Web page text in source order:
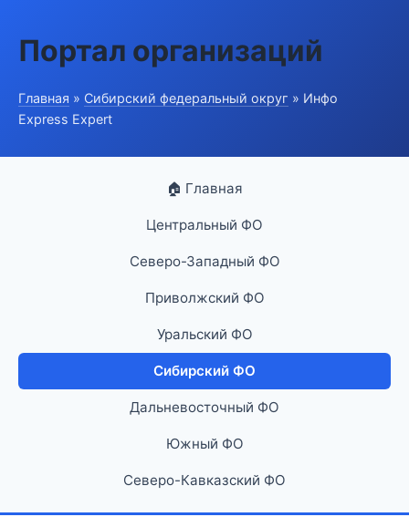
Портал организаций
Главная » Сибирский федеральный округ » Инфо
Express Expert
🏠 Главная
Центральный ФО
Северо-Западный ФО
Приволжский ФО
Уральский ФО
Сибирский ФО
Дальневосточный ФО
Южный ФО
Северо-Кавказский ФО